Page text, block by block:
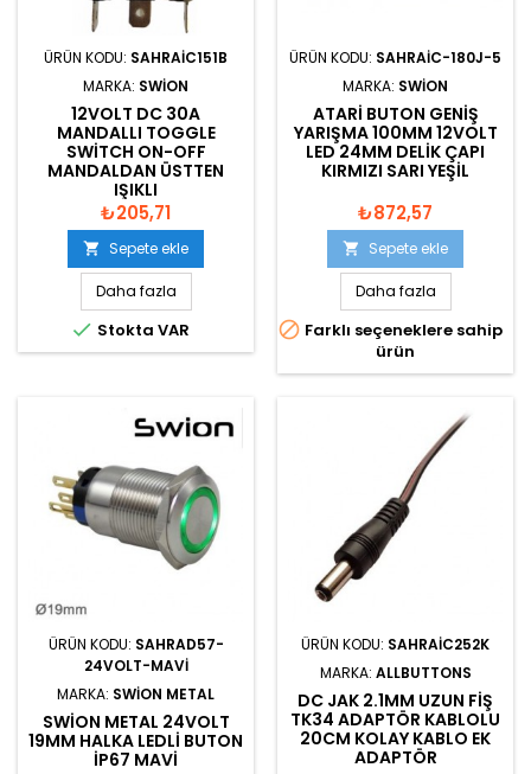
ÜRÜN KODU: SAHRAIC151B
MARKA: SWION
12VOLT DC 30A
MANDALLI TOGGLE
SWITCH ON-OFF
MANDALDAN ÜSTTEN
IŞIKLI
₺205,71
 Sepete ekle
Daha fazla
 Stokta VAR
ÜRÜN KODU: SAHRAIC-180J-5
MARKA: SWION
ATARI BUTON GENIŞ
YARIŞMA 100MM 12VOLT
LED 24MM DELIK ÇAPI
KIRMIZI SARI YEŞIL
₺872,57
 Sepete ekle
Daha fazla
 Farklı seçeneklere sahip
ürün
ÜRÜN KODU: SAHRAD57-
24VOLT-MAVI
MARKA: SWION METAL
SWION METAL 24VOLT
19MM HALKA LEDLI BUTON
IP67 MAVI
ÜRÜN KODU: SAHRAIC252K
MARKA: ALLBUTTONS
DC JAK 2.1MM UZUN FIŞ
TK34 ADAPTÖR KABLOLU
20CM KOLAY KABLO EK
ADAPTÖR